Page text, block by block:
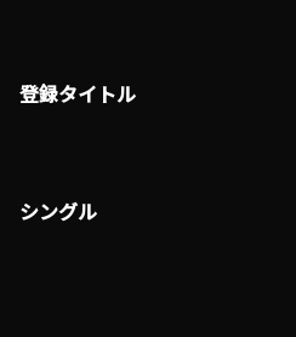
登録タイトル
シングル